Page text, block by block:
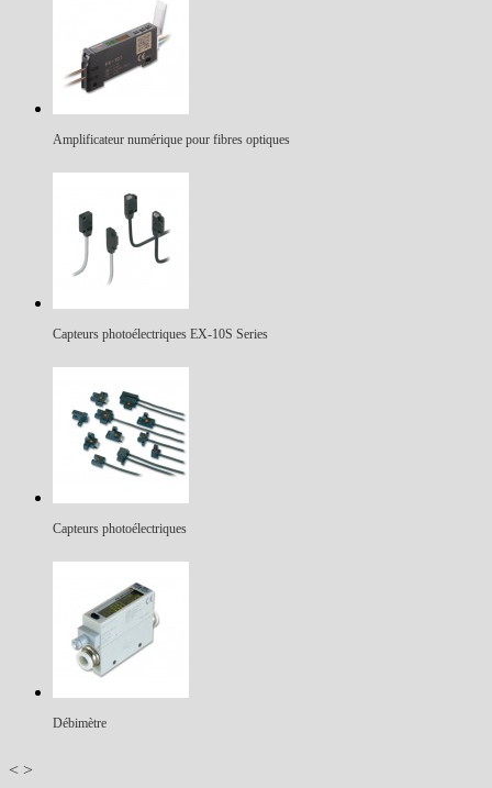
Amplificateur numérique pour fibres optiques
Capteurs photoélectriques EX-10S Series
Capteurs photoélectriques
Débimètre
< >